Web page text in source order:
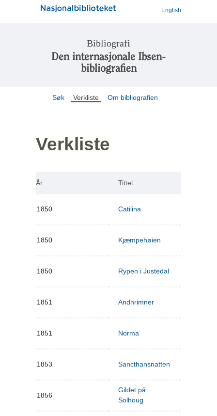
English
Bibliografi
Den internasjonale Ibsen-
bibliografien
Søk Verkliste Om bibliografien
Verkliste
År Tittel
1850 Catilina
1850 Kjæmpehøien
1850 Rypen i Justedal
1851 Andhrimner
1851 Norma
1853 Sancthansnatten
1856
Gildet på
Solhoug